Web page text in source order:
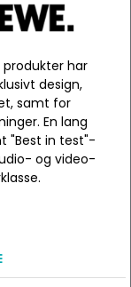
produkter har
design,
samt for
En lang
"Best in test"-
og video-